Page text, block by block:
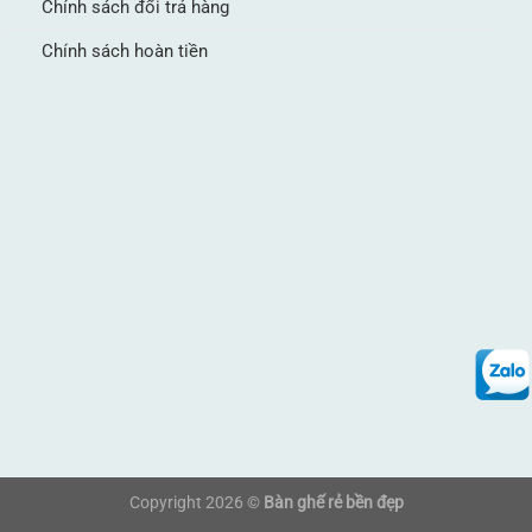
Chính sách đổi trả hàng
Chính sách hoàn tiền
Copyright 2026 © Bàn ghế rẻ bền đẹp